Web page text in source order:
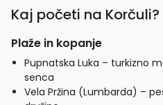
Kaj početi na Korčuli?
Plaže in kopanje
Pupnatska Luka – turkizno
senca
Vela Pržina (Lumbarda) –